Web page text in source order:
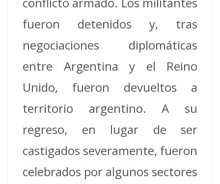
fueron detenidos y, tras
negociaciones diplomáticas
entre Argentina y el Reino
Unido, fueron devueltos a
territorio argentino. A su
regreso, en lugar de ser
castigados severamente, fueron
celebrados por algunos sectores